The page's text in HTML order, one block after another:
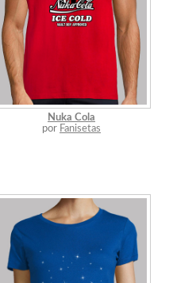
Nuka Cola
por Fanisetas